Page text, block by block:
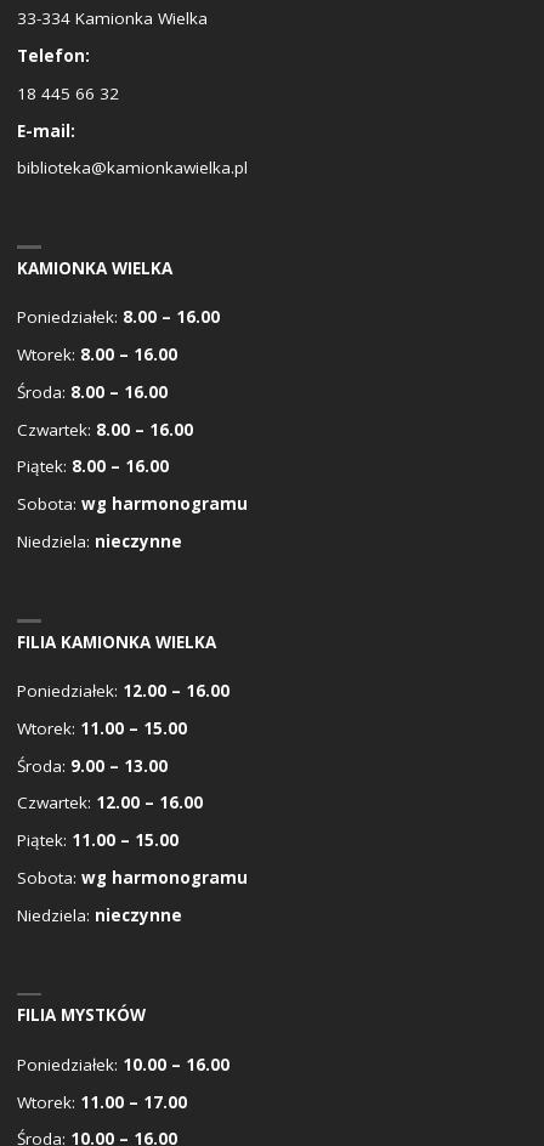
33-334 Kamionka Wielka
Telefon:
18 445 66 32
E-mail:
biblioteka@kamionkawielka.pl
KAMIONKA WIELKA
Poniedziałek: 8.00 – 16.00
Wtorek: 8.00 – 16.00
Środa: 8.00 – 16.00
Czwartek: 8.00 – 16.00
Piątek: 8.00 – 16.00
Sobota: wg harmonogramu
Niedziela: nieczynne
FILIA KAMIONKA WIELKA
Poniedziałek: 12.00 – 16.00
Wtorek: 11.00 – 15.00
Środa: 9.00 – 13.00
Czwartek: 12.00 – 16.00
Piątek: 11.00 – 15.00
Sobota: wg harmonogramu
Niedziela: nieczynne
FILIA MYSTKÓW
Poniedziałek: 10.00 – 16.00
Wtorek: 11.00 – 17.00
Środa: 10.00 – 16.00